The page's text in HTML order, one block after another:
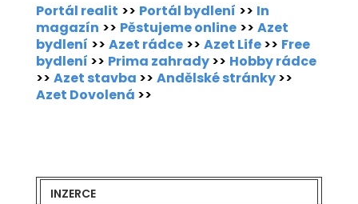
Portál realit >> Portál bydlení >> In
magazín >> Pěstujeme online >> Azet
bydlení >> Azet rádce >> Azet Life>> Free
bydlení >> Prima zahrady>> Hobby rádce
>> Azet stavba >> Andělské stránky>>
Azet Dovolená >>
INZERCE